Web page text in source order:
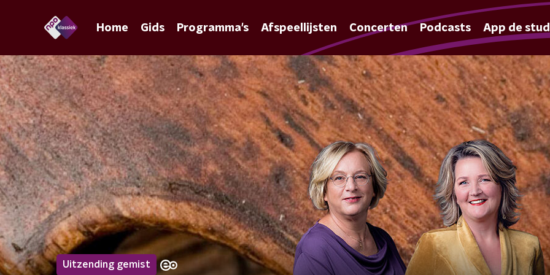
Home Gids Programma's Afspeellijsten Concerten Podcasts App de
Uitzending gemist